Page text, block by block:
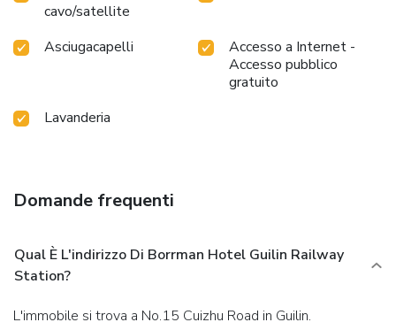
cavo/satellite
Asciugacapelli
Accesso a Internet -
Accesso pubblico
gratuito
Lavanderia
Domande frequenti
Qual È L'indirizzo Di Borrman Hotel Guilin Railway
Station?
L'immobile si trova a No.15 Cuizhu Road in Guilin.